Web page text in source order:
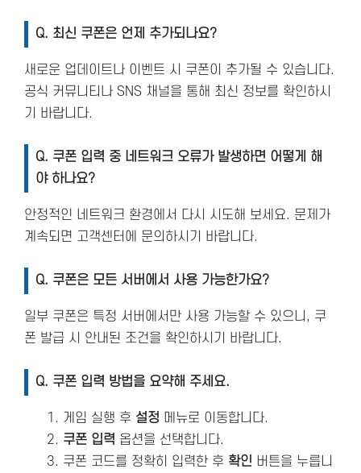
Q. 최신 쿠폰은 언제 추가되나요?
새로운 업데이트나 이벤트 시 쿠폰이 추가될 수 있습니다.
공식 커뮤니티나 SNS 채널을 통해 최신 정보를 확인하시
기 바랍니다.
Q. 쿠폰 입력 중 네트워크 오류가 발생하면 어떻게 해
야 하나요?
안정적인 네트워크 환경에서 다시 시도해 보세요. 문제가
계속되면 고객센터에 문의하시기 바랍니다.
Q. 쿠폰은 모든 서버에서 사용 가능한가요?
일부 쿠폰은 특정 서버에서만 사용 가능할 수 있으니, 쿠
폰 발급 시 안내된 조건을 확인하시기 바랍니다.
Q. 쿠폰 입력 방법을 요약해 주세요.
게임 실행 후 설정 메뉴로 이동합니다.
쿠폰 입력 옵션을 선택합니다.
쿠폰 코드를 정확히 입력한 후 확인 버튼을 누릅니